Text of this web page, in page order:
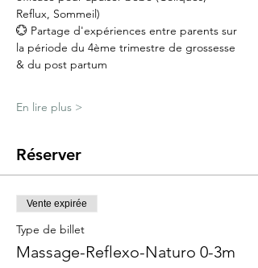
Reflux, Sommeil)
💮 Partage d'expériences entre parents sur
la période du 4ème trimestre de grossesse
& du post partum
En lire plus >
Réserver
Vente expirée
Type de billet
Massage-Reflexo-Naturo 0-3m